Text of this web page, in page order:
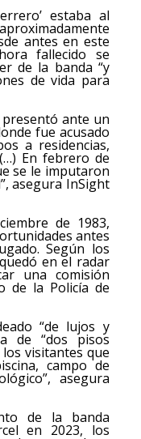
estaba al
antes en este
fallecido se
de la banda “y
de vida para
ante un
fue acusado
a residencias,
En febrero de
se le imputaron
asegura InSight
de 1983,
antes
Según los
en el radar
una comisión
de la Policía de
“de lujos y
de “dos pisos
visitantes que
campo de
asegura
de la banda
en 2023, los